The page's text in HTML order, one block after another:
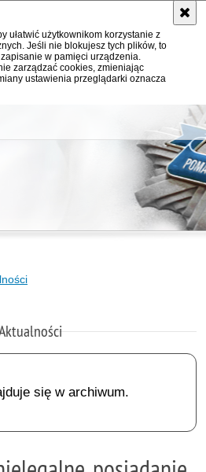
ułatwić użytkownikom korzystanie z
Jeśli nie blokujesz tych plików, to
w pamięci urządzenia.
zarządzać cookies, zmieniając
ustawienia przeglądarki oznacza
się w archiwum.